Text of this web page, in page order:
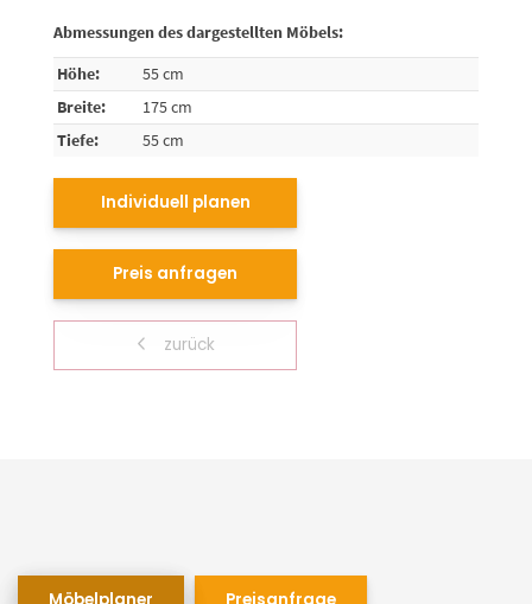
Abmessungen des dargestellten Möbels:
Höhe:
55 cm
Breite:
175 cm
Tiefe:
55 cm
Individuell planen
Preis anfragen
zurück